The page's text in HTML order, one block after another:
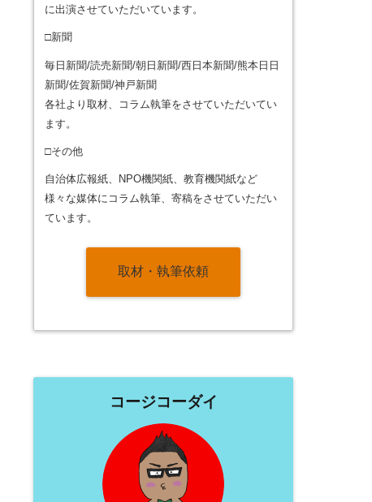
に出演させていただいています。
□新聞
毎日新聞/読売新聞/朝日新聞/西日本新聞/熊本日日
新聞/佐賀新聞/神戸新聞
各社より取材、コラム執筆をさせていただいてい
ます。
□その他
自治体広報紙、NPO機関紙、教育機関紙など
様々な媒体にコラム執筆、寄稿をさせていただい
ています。
取材・執筆依頼
コージコーダイ